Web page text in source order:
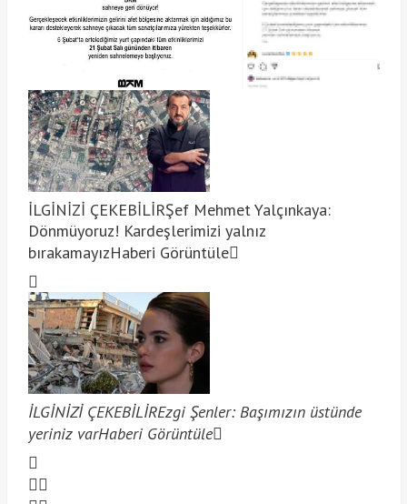
İLGİNİZİ ÇEKEBİLİRŞef Mehmet Yalçınkaya:
Dönmüyoruz! Kardeşlerimizi yalnız
bırakamayızHaberi Görüntüle
İLGİNİZİ ÇEKEBİLİREzgi Şenler: Başımızın üstünde
yeriniz varHaberi Görüntüle